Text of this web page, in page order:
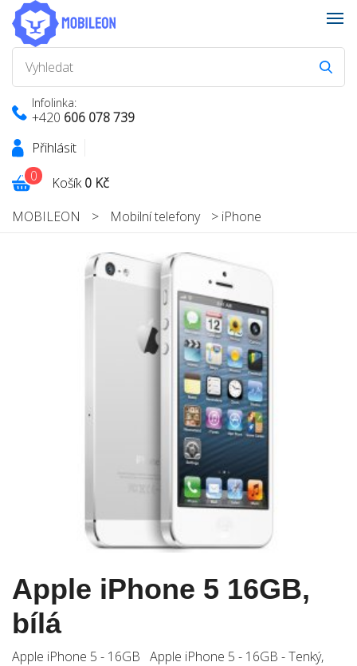
Infolinka:
+420 606 078 739
Přihlásit
Košík0 Kč
0
MOBILEON > Mobilní telefony > iPhone
Apple iPhone 5 16GB,
bílá
Apple iPhone 5 - 16GB Apple iPhone 5 - 16GB - Tenký,